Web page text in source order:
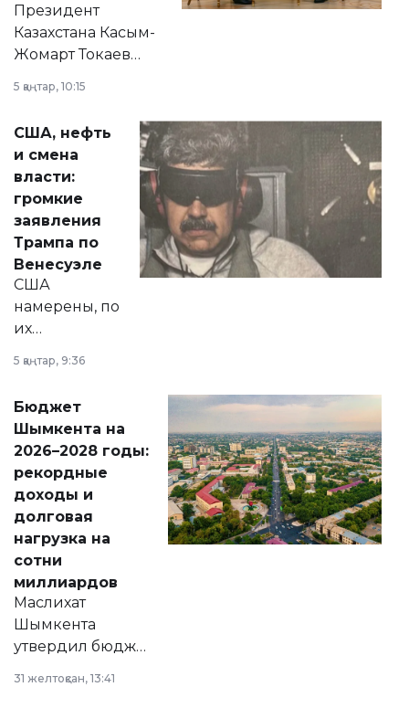
Президент
Казахстана Касым-
Жомарт Токаев
сразу несколько
актуальных тем —
от слухов о
политических
реформах до
вопросов армии,
экономики и
личного здоровья.
5 қаңтар, 10:15
США, нефть
и смена
власти:
громкие
заявления
Трампа по
Венесуэле
США
намерены, по
их
принести
народу
Венесуэлы.
5 қаңтар, 9:36
Бюджет
Шымкента на
2026–2028 годы:
рекордные
доходы и
долговая
нагрузка на
сотни
миллиардов
Маслихат
Шымкента
утвердил бюджет
2028 годы.
31 желтоқсан, 13:41